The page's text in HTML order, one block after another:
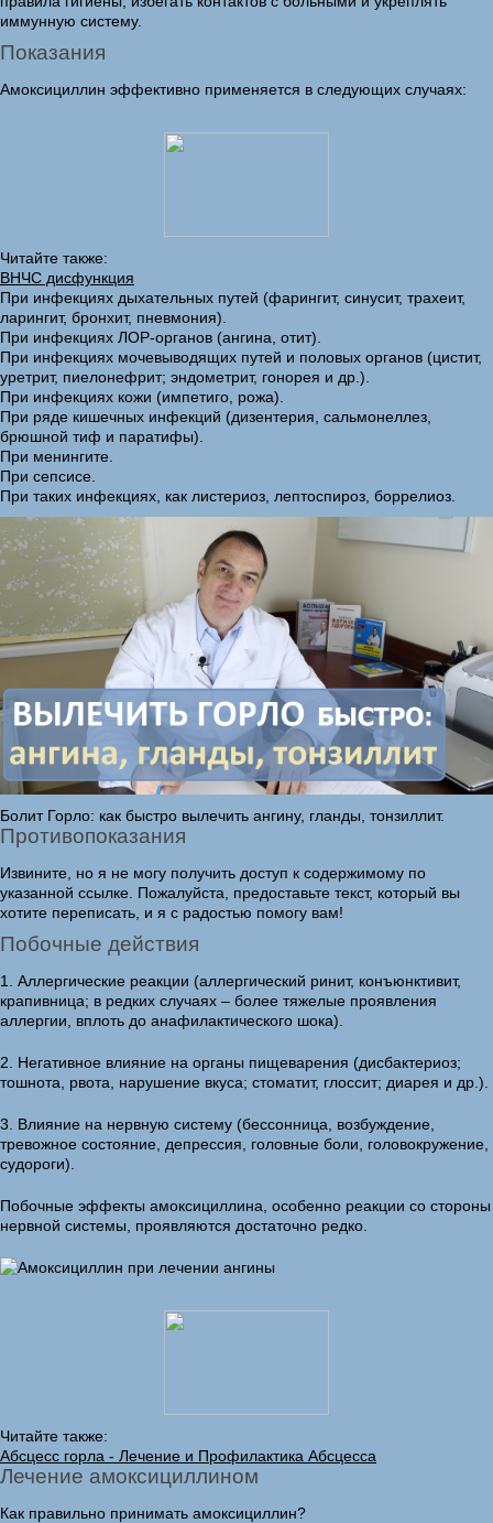
иммунную систему.
Показания
Амоксициллин эффективно применяется в следующих случаях:
Читайте также:
ВНЧС дисфункция
При инфекциях дыхательных путей (фарингит, синусит, трахеит,
ларингит, бронхит, пневмония).
При инфекциях ЛОР-органов (ангина, отит).
При инфекциях мочевыводящих путей и половых органов (цистит,
уретрит, пиелонефрит; эндометрит, гонорея и др.).
При инфекциях кожи (импетиго, рожа).
При ряде кишечных инфекций (дизентерия, сальмонеллез,
брюшной тиф и паратифы).
При менингите.
При сепсисе.
При таких инфекциях, как листериоз, лептоспироз, боррелиоз.
Болит Горло: как быстро вылечить ангину, гланды, тонзиллит.
Противопоказания
Извините, но я не могу получить доступ к содержимому по
указанной ссылке. Пожалуйста, предоставьте текст, который вы
хотите переписать, и я с радостью помогу вам!
Побочные действия
1. Аллергические реакции (аллергический ринит, конъюнктивит,
крапивница; в редких случаях – более тяжелые проявления
аллергии, вплоть до анафилактического шока).
2. Негативное влияние на органы пищеварения (дисбактериоз;
тошнота, рвота, нарушение вкуса; стоматит, глоссит; диарея и др.).
3. Влияние на нервную систему (бессонница, возбуждение,
тревожное состояние, депрессия, головные боли, головокружение,
судороги).
Побочные эффекты амоксициллина, особенно реакции со стороны
нервной системы, проявляются достаточно редко.
Читайте также:
Абсцесс горла - Лечение и Профилактика Абсцесса
Лечение амоксициллином
Как правильно принимать амоксициллин?